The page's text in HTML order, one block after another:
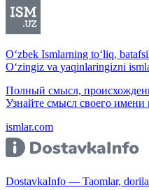
O‘zbek Ismlarning to‘liq,
O‘zingiz va yaqinlaringizni
Полный смысл,
Узнайте смысл своего
ismlar.com
DostavkaInfo — Taomlar,